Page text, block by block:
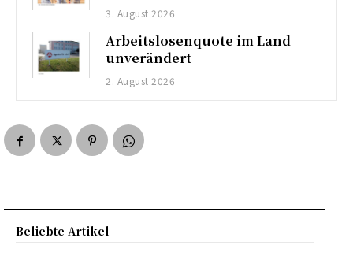
3. August 2026
Arbeitslosenquote im Land
unverändert
2. August 2026
Beliebte Artikel